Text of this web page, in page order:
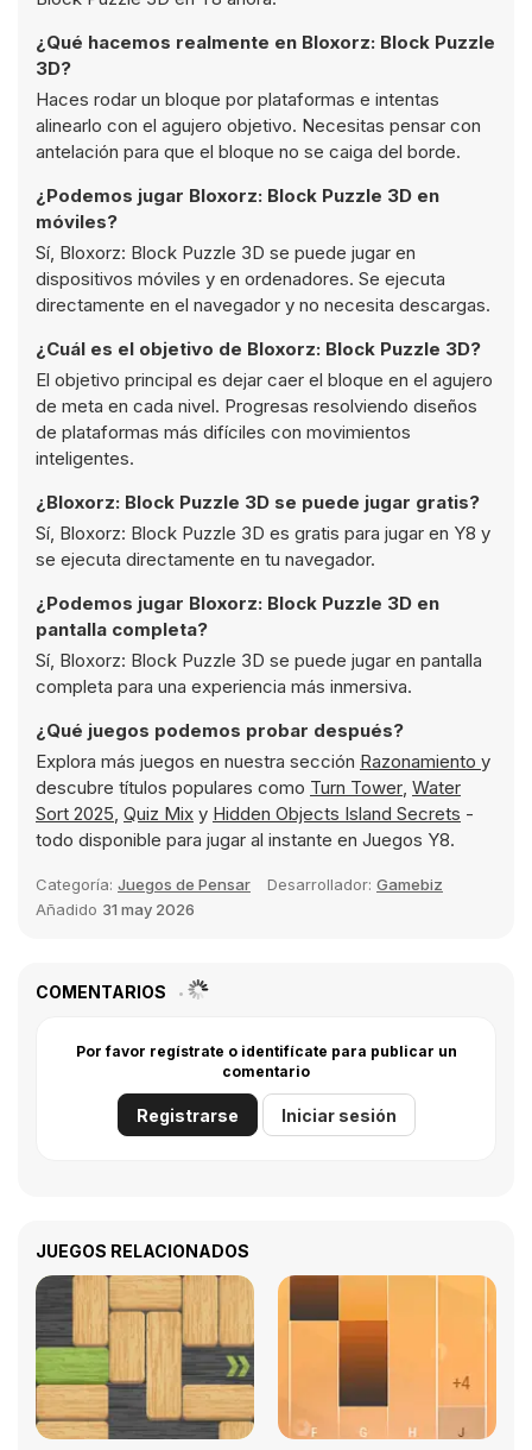
¿Qué hacemos realmente en Bloxorz: Block Puzzle
3D?
Haces rodar un bloque por plataformas e intentas
alinearlo con el agujero objetivo. Necesitas pensar con
antelación para que el bloque no se caiga del borde.
¿Podemos jugar Bloxorz: Block Puzzle 3D en
móviles?
Sí, Bloxorz: Block Puzzle 3D se puede jugar en
dispositivos móviles y en ordenadores. Se ejecuta
directamente en el navegador y no necesita descargas.
¿Cuál es el objetivo de Bloxorz: Block Puzzle 3D?
El objetivo principal es dejar caer el bloque en el agujero
de meta en cada nivel. Progresas resolviendo diseños
de plataformas más difíciles con movimientos
inteligentes.
¿Bloxorz: Block Puzzle 3D se puede jugar gratis?
Sí, Bloxorz: Block Puzzle 3D es gratis para jugar en Y8 y
se ejecuta directamente en tu navegador.
¿Podemos jugar Bloxorz: Block Puzzle 3D en
pantalla completa?
Sí, Bloxorz: Block Puzzle 3D se puede jugar en pantalla
completa para una experiencia más inmersiva.
¿Qué juegos podemos probar después?
Explora más juegos en nuestra sección Razonamiento y
descubre títulos populares como Turn Tower, Water
Sort 2025, Quiz Mix y Hidden Objects Island Secrets -
todo disponible para jugar al instante en Juegos Y8.
Categoría: Juegos de Pensar Desarrollador: Gamebiz
Añadido 31 may 2026
COMENTARIOS
Por favor regístrate o identifícate para publicar un
comentario
Registrarse Iniciar sesión
JUEGOS RELACIONADOS